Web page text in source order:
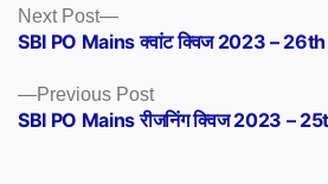
Posts
navigation
Previous PostPrevious
post:
SBI PO Mains रीजनिंग क्विज 2023 –
Next Post
Next
post:
SBI PO Mains क्वांट क्विज 2023 –